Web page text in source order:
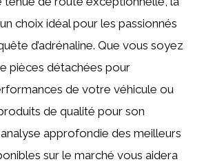
choix idéal pour les passionnés
d’adrénaline. Que vous soyez
pièces détachées pour
de votre véhicule ou
de qualité pour son
approfondie des meilleurs
sur le marché vous aidera